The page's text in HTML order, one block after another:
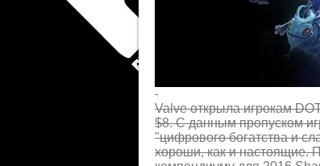
Valve открыла игрокам
$8. С данным пропуском
"цифрового богатства и
хороши, как и настоящие.